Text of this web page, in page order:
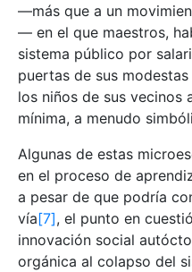
—más que a un
— en el que maestros,
sistema público por
puertas de sus
los niños de sus vecinos
mínima, a menudo
Algunas de estas
en el proceso de
a pesar de que podría
vía[7], el punto en
innovación social
orgánica al colapso del